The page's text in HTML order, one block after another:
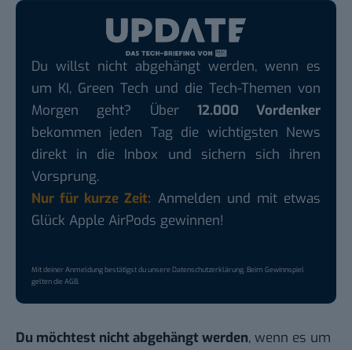
Du willst nicht abgehängt werden, wenn es
um KI, Green Tech und die Tech-Themen von
Morgen geht? Über 12.000 Vordenker
bekommen jeden Tag die wichtigsten News
direkt in die Inbox und sichern sich ihren
Vorsprung.
Nur für kurze Zeit: Anmelden und mit etwas
Glück Apple AirPods gewinnen!
Mit deiner Anmeldung bestätigst du unsereDatenschutzerklärung. Beim Gewinnspiel
gelten dieAGB.
Du möchtest nicht abgehängt werden, wenn es um